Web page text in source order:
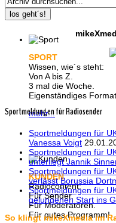
SPORT
Wissen, wie´s steht:
Von A bis Z.
3 mal die Woche.
Eigenständiges
mehr...
KUNDEN
Radiocontent:
Für Sender.
Für Moderatoren.
Für gutes Programm!
los geht´s!
Sportmeldungen für Radiosender
Sportmeldungen für
Vanessa Voigt
Sportmeldungen für
unterliegt Jannik
Sportmeldungen für
verlässt Borussia
Sportmeldungen für
gelungenen Start ins
So klingt mikeXmedia im